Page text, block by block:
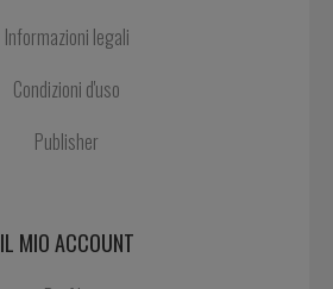
Informazioni legali
Condizioni d'uso
Publisher
IL MIO ACCOUNT